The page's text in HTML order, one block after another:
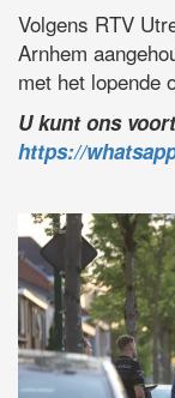
Volgens RTV
Arnhem
met het lopende
U kunt ons
https://